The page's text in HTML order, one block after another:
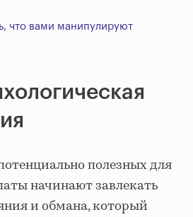
что вами манипулируют
полезных для
начинают завлекать
и обмана, который